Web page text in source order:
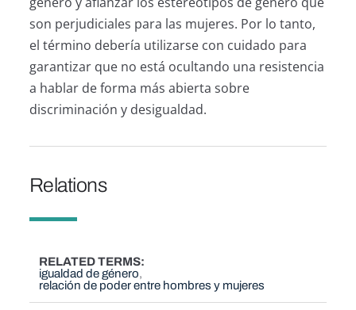
son perjudiciales para las mujeres. Por lo tanto,
el término debería utilizarse con cuidado para
garantizar que no está ocultando una resistencia
a hablar de forma más abierta sobre
discriminación y desigualdad.
Relations
RELATED TERMS
igualdad de género
relación de poder entre hombres y mujeres